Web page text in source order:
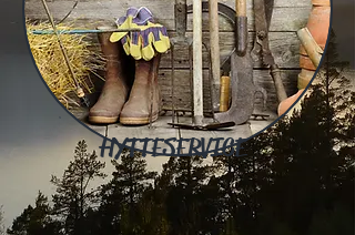
HYTTESERVICE